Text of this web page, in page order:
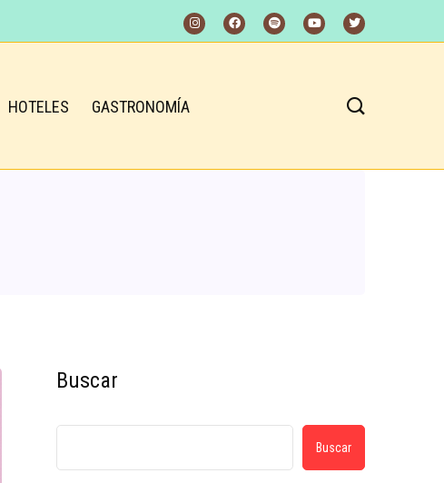
HOTELES GASTRONOMÍA
Buscar
Buscar